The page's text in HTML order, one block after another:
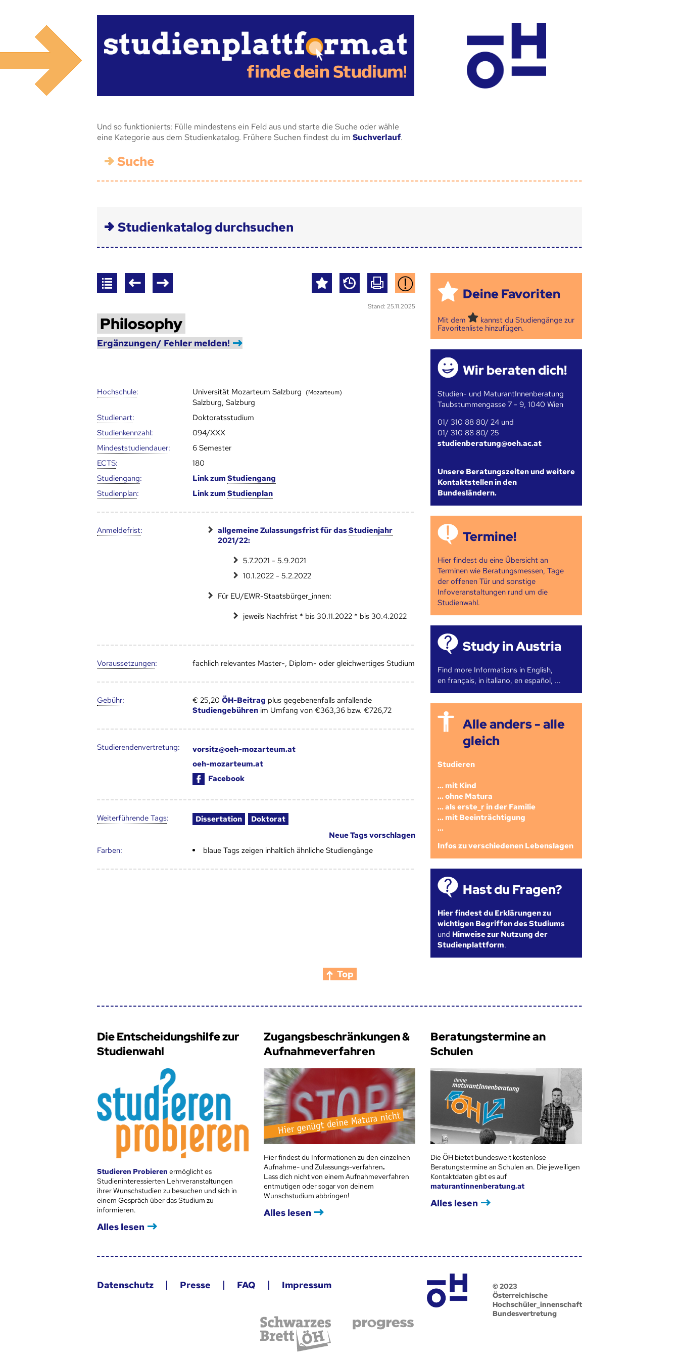
Und so funktionierts: Fülle mindestens ein Feld aus und starte die Suche oder wähle
eine Kategorie aus dem Studienkatalog. Frühere Suchen findest du im Suchverlauf.
Suche
Studienkatalog durchsuchen
Stand: 25.11.2025
Philosophy
Ergänzungen/ Fehler melden!
Hoch­schule: Universität Mozarteum Salzburg (Mozarteum)
Salzburg, Salzburg
Studienart:
Doktoratsstudium
Studien­kenn­zahl:
094/XXX
Mindest­studien­dauer:
6 Semester
ECTS:
180
Studien­gang: Link zum Studien­gang
Studien­plan: Link zum Studien­plan
Anmelde­frist: allgemeine Zulassungsfrist für dasStudienjahr
2021/22:
5.7.2021 - 5.9.2021
10.1.2022 - 5.2.2022
Für EU/EWR-Staatsbürger_innen:
jeweils Nachfrist * bis 30.11.2022 * bis 30.4.2022
Voraus­setzungen: fachlich relevantes Master-, Diplom- oder gleichwertiges Studium
Gebühr: € 25,20 ÖH-Beitrag plus gegebenenfalls anfallende
Studiengebührenim Umfang von €363,36 bzw. €726,72
Studierendenvertretung:
vorsitz@oeh-mozarteum.at
oeh-mozarteum.at
Facebook
Weiter­führende Tags: Dissertation
Doktorat
Neue Tags vorschlagen
Farben:
blaue Tags zeigen inhaltlich ähnliche Studiengänge
Deine Favoriten
Mit dem
kannst du Studiengänge zur
Favoritenliste hinzufügen.
Wir beraten dich!
Studien- und MaturantInnenberatung
Taubstummengasse 7 - 9, 1040 Wien
01/ 310 88 80/ 24 und
01/ 310 88 80/ 25
studienberatung@oeh.ac.at
Unsere Beratungszeiten und weitere
Kontaktstellen in den
Bundesländern.
Termine!
Hier findest du eine Übersicht an
Terminen wie Beratungsmessen, Tage
der offenen Tür und sonstige
Infoveranstaltungen rund um die
Studienwahl.
Study in Austria
Find more Informations in English,
en français, in italiano, en español, ...
Alle anders - alle
gleich
Studieren
... mit Kind
... ohne Matura
... als erste_r in der Familie
... mit Beeinträchtigung
...
Infos zu verschiedenen Lebenslagen
Hast du Fragen?
Hier findest du Erklärungen zu
wichtigen Begriffen des Studiums
und Hinweise zur Nutzung der
Studienplattform.
Top
Die Entscheidungshilfe zur
Studienwahl
Studieren Probieren ermöglicht es
Studieninteressierten Lehrveranstaltungen
ihrer Wunschstudien zu besuchen und sich in
einem Gespräch über das Studium zu
informieren.
Alles lesen
Zugangsbeschränkungen &
Aufnahmeverfahren
Hier findest du Informationen zu den einzelnen
Aufnahme- und Zulassungs-verfahren.
Lass dich nicht von einem Aufnahmeverfahren
entmutigen oder sogar von deinem
Wunschstudium abbringen!
Alles lesen
Beratungstermine an
Schulen
Die ÖH bietet bundesweit kostenlose
Beratungstermine an Schulen an. Die jeweiligen
Kontaktdaten gibt es auf
maturantinnenberatung.at
Alles lesen
Datenschutz Presse FAQ Impressum
© 2023
Österreichische
Hochschüler_innenschaft
Bundesvertretung